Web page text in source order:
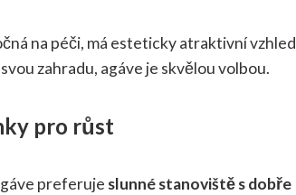
na péči, má esteticky atraktivní vzhled
zahradu, agáve je skvělou volbou.
pro růst
preferuje slunné stanoviště s dobře